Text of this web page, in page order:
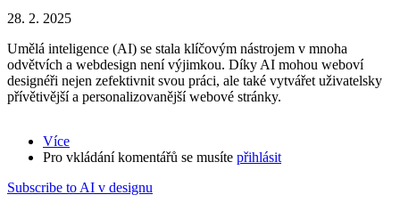
28. 2. 2025
Umělá inteligence (AI) se stala klíčovým nástrojem v mnoha
odvětvích a webdesign není výjimkou. Díky AI mohou weboví
designéři nejen zefektivnit svou práci, ale také vytvářet uživatelsky
přívětivější a personalizovanější webové stránky.
Více
Využití
inteligence
Pro vkládání komentářů se musíte přihlásit
Subscribe to AI v designu